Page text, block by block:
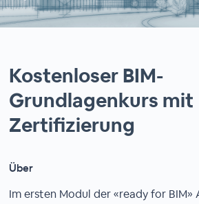
Kostenloser BIM-
Grundlagenkurs mit
Zertifizierung
Über
Im ersten Modul der «ready for BIM»